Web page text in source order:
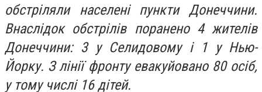
обстріляли населені пункти Донеччини.
Внаслідок обстрілів поранено 4 жителів
Донеччини: 3 у Селидовому і 1 у Нью-
Йорку. З лінії фронту евакуйовано 80 осіб,
у тому числі 16 дітей.